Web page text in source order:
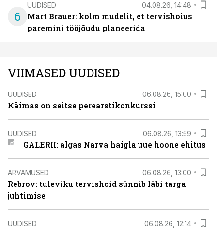
6
UUDISED 04.08.26, 14:48
Mart Brauer: kolm mudelit, et tervishoius
paremini tööjõudu planeerida
VIIMASED UUDISED
UUDISED 06.08.26, 15:00
Käimas on seitse perearstikonkurssi
UUDISED 06.08.26, 13:59
GALERII: algas Narva haigla uue hoone ehitus
ARVAMUSED 06.08.26, 13:00
Rebrov: tuleviku tervishoid sünnib läbi targa
juhtimise
UUDISED 06.08.26, 12:14